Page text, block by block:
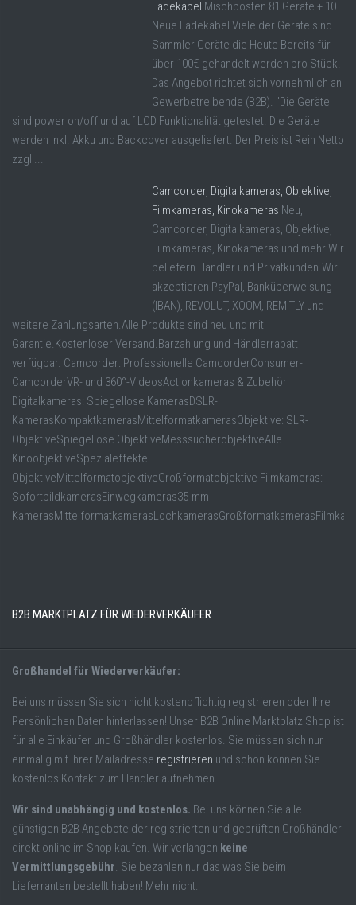
Ladekabel Mischposten 81 Geräte + 10
Neue Ladekabel Viele der Geräte sind
Sammler Geräte die Heute Bereits für
über 100€ gehandelt werden pro Stück.
Das Angebot richtet sich vornehmlich an
Gewerbetreibende (B2B). "Die Geräte
sind power on/off und auf LCD Funktionalität getestet. Die Geräte
werden inkl. Akku und Backcover ausgeliefert. Der Preis ist Rein Netto
zzgl ...
Camcorder, Digitalkameras, Objektive,
Filmkameras, Kinokameras Neu,
Camcorder, Digitalkameras, Objektive,
Filmkameras, Kinokameras und mehr Wir
beliefern Händler und Privatkunden.Wir
akzeptieren PayPal, Banküberweisung
(IBAN), REVOLUT, XOOM, REMITLY und
weitere Zahlungsarten.Alle Produkte sind neu und mit
Garantie.Kostenloser Versand.Barzahlung und Händlerrabatt
verfügbar. Camcorder: Professionelle CamcorderConsumer-
CamcorderVR- und 360°-VideosActionkameras & Zubehör
Digitalkameras: Spiegellose KamerasDSLR-
KamerasKompaktkamerasMittelformatkamerasObjektive: SLR-
ObjektiveSpiegellose ObjektiveMesssucherobjektiveAlle
KinoobjektiveSpezialeffekte
ObjektiveMittelformatobjektiveGroßformatobjektive Filmkameras:
SofortbildkamerasEinwegkameras35-mm-
B2B MARKTPLATZ FÜR WIEDERVERKÄUFER
Großhandel für Wiederverkäufer:
Bei uns müssen Sie sich nicht kostenpflichtig registrieren oder Ihre
Persönlichen Daten hinterlassen! Unser B2B Online Marktplatz Shop ist
für alle Einkäufer und Großhändler kostenlos. Sie müssen sich nur
einmalig mit Ihrer Mailadresse registrieren und schon können Sie
kostenlos Kontakt zum Händler aufnehmen.
Wir sind unabhängig und kostenlos. Bei uns können Sie alle
günstigen B2B Angebote der registrierten und geprüften Großhändler
direkt online im Shop kaufen. Wir verlangen keine
Vermittlungsgebühr. Sie bezahlen nur das was Sie beim
Lieferranten bestellt haben! Mehr nicht.